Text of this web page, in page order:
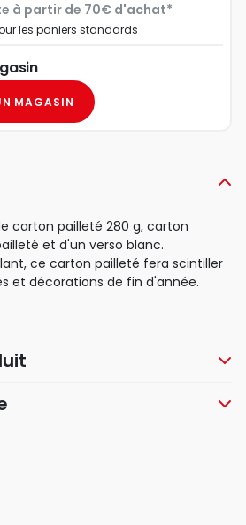
à partir de 70€ d'achat*
les paniers standards
MAGASIN
carton pailleté 280 g, carton
et d'un verso blanc.
ce carton pailleté fera scintiller
et décorations de fin d'année.